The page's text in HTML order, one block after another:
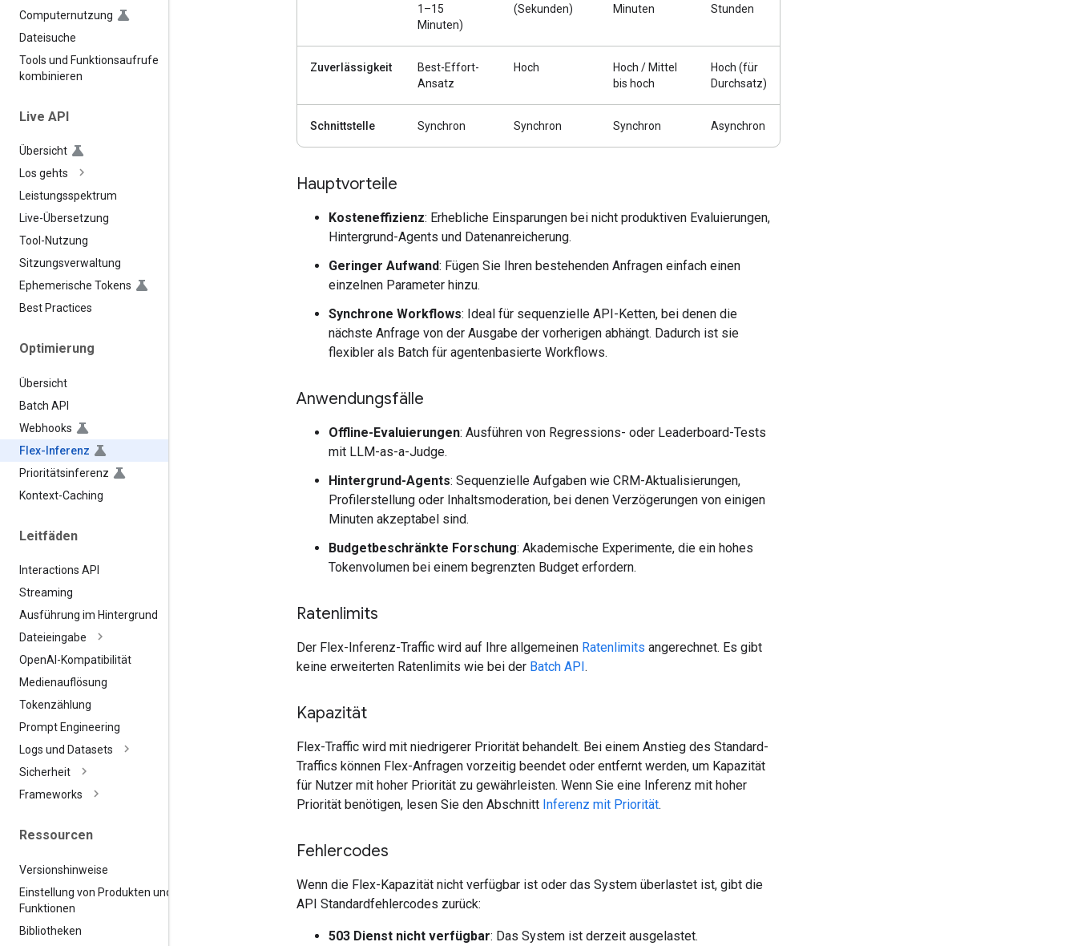
Computernutzung
Dateisuche
Tools und Funktionsaufrufe
kombinieren
Live API
Übersicht
Los gehts
Leistungsspektrum
Live-Übersetzung
Tool-Nutzung
Sitzungsverwaltung
Ephemerische Tokens
Best Practices
Optimierung
Übersicht
Batch API
Webhooks
Flex-Inferenz
Prioritätsinferenz
Kontext-Caching
Leitfäden
Interactions API
Streaming
Ausführung im Hintergrund
Dateieingabe
OpenAI-Kompatibilität
Medienauflösung
Tokenzählung
Prompt Engineering
Logs und Datasets
Sicherheit
Frameworks
Ressourcen
Versionshinweise
Einstellung von Produkten und
Funktionen
Bibliotheken
1–15
Minuten)
(Sekunden)
Minuten
Stunden
Zuverlässigkeit
Best-Effort-
Ansatz
Hoch
Hoch / Mittel
bis hoch
Hoch (für
Durchsatz)
Schnittstelle Synchron Synchron Synchron Asynchron
Hauptvorteile
Kosteneffizienz: Erhebliche Einsparungen bei nicht produktiven Evaluierungen,
Hintergrund-Agents und Datenanreicherung.
Geringer Aufwand: Fügen Sie Ihren bestehenden Anfragen einfach einen
einzelnen Parameter hinzu.
Synchrone Workflows: Ideal für sequenzielle API-Ketten, bei denen die
nächste Anfrage von der Ausgabe der vorherigen abhängt. Dadurch ist sie
flexibler als Batch für agentenbasierte Workflows.
Anwendungsfälle
Offline-Evaluierungen: Ausführen von Regressions- oder Leaderboard-Tests
mit LLM-as-a-Judge.
Hintergrund-Agents: Sequenzielle Aufgaben wie CRM-Aktualisierungen,
Profilerstellung oder Inhaltsmoderation, bei denen Verzögerungen von einigen
Minuten akzeptabel sind.
Budgetbeschränkte Forschung: Akademische Experimente, die ein hohes
Tokenvolumen bei einem begrenzten Budget erfordern.
Ratenlimits
Der Flex-Inferenz-Traffic wird auf Ihre allgemeinen Ratenlimits angerechnet. Es gibt
keine erweiterten Ratenlimits wie bei der Batch API.
Kapazität
Flex-Traffic wird mit niedrigerer Priorität behandelt. Bei einem Anstieg des Standard-
Traffics können Flex-Anfragen vorzeitig beendet oder entfernt werden, um Kapazität
für Nutzer mit hoher Priorität zu gewährleisten. Wenn Sie eine Inferenz mit hoher
Priorität benötigen, lesen Sie den Abschnitt Inferenz mit Priorität.
Fehlercodes
Wenn die Flex-Kapazität nicht verfügbar ist oder das System überlastet ist, gibt die
API Standardfehlercodes zurück:
503 Dienst nicht verfügbar: Das System ist derzeit ausgelastet.